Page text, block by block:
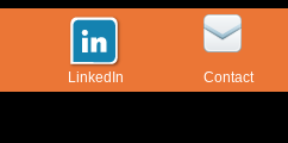
LinkedIn Contact